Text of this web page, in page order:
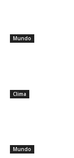
Mundo
Clima
Mundo